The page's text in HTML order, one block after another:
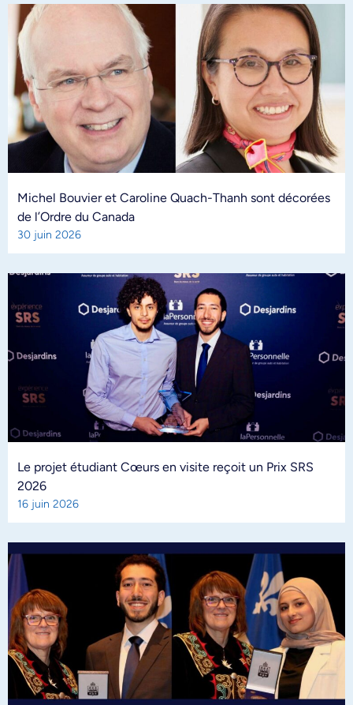
Michel Bouvier et Caroline Quach-Thanh sont décorées
de l’Ordre du Canada
30 juin 2026
Le projet étudiant Cœurs en visite reçoit un Prix SRS
2026
16 juin 2026